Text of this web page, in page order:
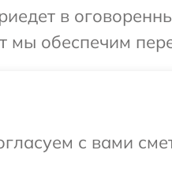
в
мы обеспечим
с вами